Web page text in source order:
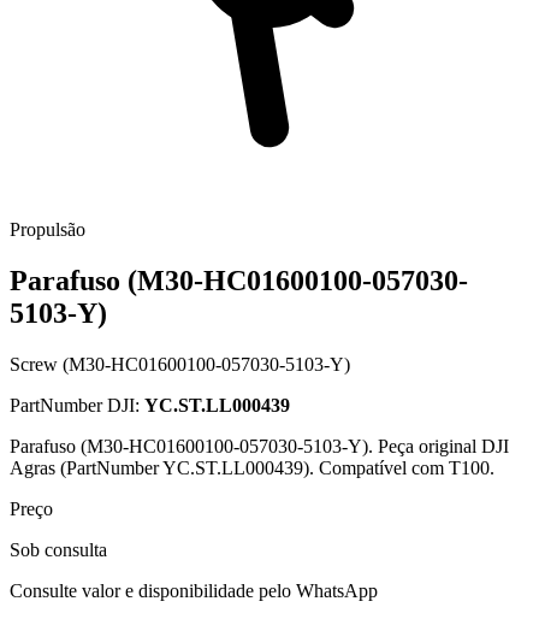
Propulsão
Parafuso (M30-HC01600100-057030-
5103-Y)
Screw (M30-HC01600100-057030-5103-Y)
PartNumber DJI: YC.ST.LL000439
Parafuso (M30-HC01600100-057030-5103-Y). Peça original DJI
Agras (PartNumber YC.ST.LL000439). Compatível com T100.
Preço
Sob consulta
Consulte valor e disponibilidade pelo WhatsApp